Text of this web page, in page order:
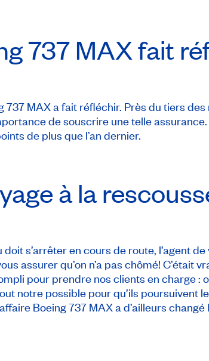
737 MAX fait
737 MAX a fait réfléchir. Près du tiers
de souscrire une telle
de plus que l’an dernier.
à la
s’arrêter en cours de route, l’agent
assurer qu’on n’a pas chômé!
pour prendre nos clients en charge :
notre possible pour qu’ils poursuivent
Boeing 737 MAX a d’ailleurs